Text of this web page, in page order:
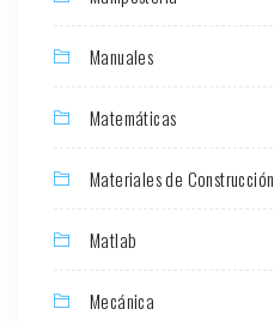
Manuales
Matemáticas
Materiales de Construcción
Matlab
Mecánica